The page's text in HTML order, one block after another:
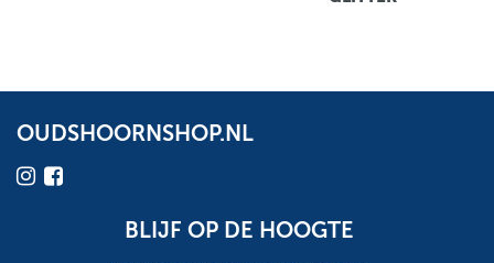
OUDSHOORNSHOP.NL
BLIJF OP DE HOOGTE